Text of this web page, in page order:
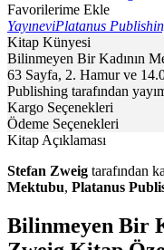
Favorilerime Ekle
YayıneviPlatanus
Kitap Künyesi
Bilinmeyen Bir Kadının
63 Sayfa, 2. Hamur ve
Publishing tarafından
Kargo Seçenekleri
Ödeme Seçenekleri
Kitap Açıklaması
Stefan Zweig tarafından
Mektubu, Platanus
Bilinmeyen Bir